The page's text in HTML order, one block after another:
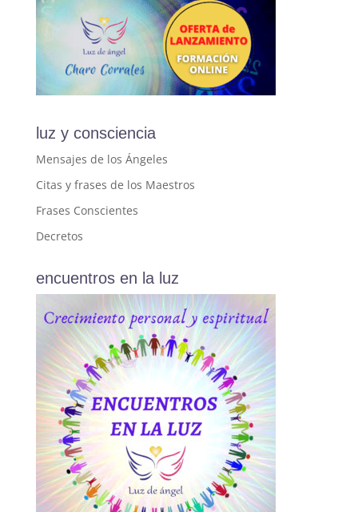
luz y consciencia
Mensajes de los Ángeles
Citas y frases de los Maestros
Frases Conscientes
Decretos
encuentros en la luz